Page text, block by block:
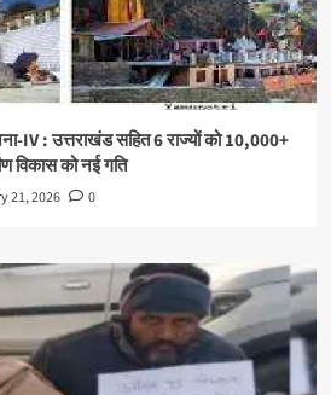
IV : उत्तराखंड सहित 6 राज्यों को 10,000+
विकास को नई गति
21, 2026 0